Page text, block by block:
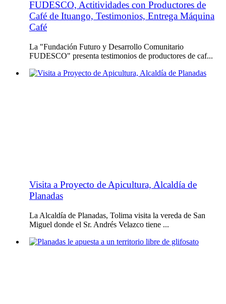
FUDESCO, Actitividades con Productores de
Café de Ituango, Testimonios, Entrega Máquina
Café
La "Fundación Futuro y Desarrollo Comunitario
FUDESCO" presenta testimonios de productores de caf...
Visita a Proyecto de Apicultura, Alcaldía de
Planadas
La Alcaldía de Planadas, Tolima visita la vereda de San
Miguel donde el Sr. Andrés Velazco tiene ...